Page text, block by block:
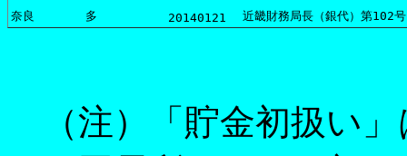
奈良 多 20140121 近畿財務局長（銀代）第102号
（注）「貯金初扱い